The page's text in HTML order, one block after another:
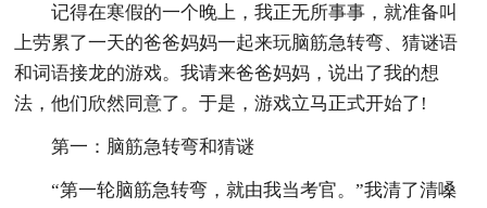
记得在寒假的一个晚上，我正无所事事，就准备叫
上劳累了一天的爸爸妈妈一起来玩脑筋急转弯、猜谜语
和词语接龙的游戏。我请来爸爸妈妈，说出了我的想
法，他们欣然同意了。于是，游戏立马正式开始了!
第一：脑筋急转弯和猜谜
“第一轮脑筋急转弯，就由我当考官。”我清了清嗓